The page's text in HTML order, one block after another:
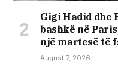
Gigi Hadid dhe
bashkë në
një martesë të
August 7, 2026